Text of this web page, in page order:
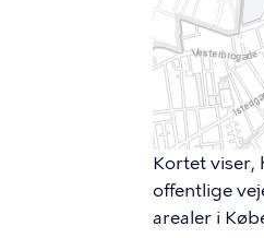
Kortet viser,
offentlige
arealer i